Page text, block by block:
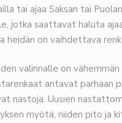
tai ajaa Saksan tai
jotka saattavat haluta
heidän on vaihdettava
valinnalle on
antavat parhaan
nastoja. Uusien
myötä, niiden pito ja